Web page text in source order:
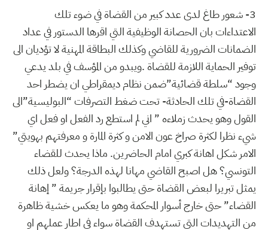
3- شعور طاغ لدى عدد كبير من القضاة في ضوء تلك
الاعتداءات بان الحصانة الوظيفية التي اقرها الدستور في عداد
الضمانات الضرورية للقاضي وكذلك البطاقة المهنية لا تؤديان الى
توفير الحماية اللازمة للقضاة .ويبدو من المؤسف في بلد يدعي
وجود “سلطة قضائية”ضمن نظام ديمقراطي ان يضطر احد
القضاة-في تلك الحادثة- تحت ضغط التصرفات “البوليسية”الى
القول وهو يحدث زملاءه ” اني لم استطع رد الفعل او فعل اي
شيء نظرا لكثرة صراخ عون الامن و كثرة المارة و معرفتهم بهويتي”
الامر شكل اهانة كبري امام الحاضرين. ماذا يحدث للقضاء
التونسي؟ هل اصبح القاضي مهانا لهذه الدرجة؟ ولعل ذلك
يمثل تبريرا لبعض القضاة حتى يطالبوا بإقرار جريمة ” إهانة
القضاء” حتى خارج أسوار المحكمة وهو ما يعكس خشية ظاهرة
من التهديدات التي تستهدف القضاة سواء في اطار عملهم او